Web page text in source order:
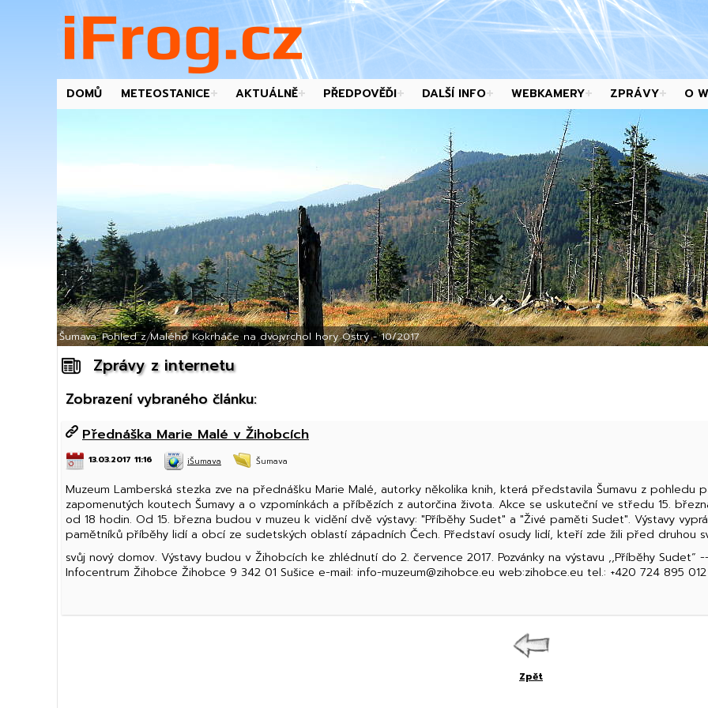
DOMŮ METEOSTANICE AKTUÁLNĚ PŘEDPOVĚĎI DALŠÍ INFO WEBKAMERY ZPRÁVY O
Šumava: Pohled z Malého Kokrháče na dvojvrchol hory Ostrý - 10/2017
Zprávy z internetu
Zobrazení vybraného článku:
Přednáška Marie Malé v Žihobcích
13.03.2017 11:16 iŠumava Šumava
Muzeum Lamberská stezka zve na přednášku Marie Malé, autorky několika knih, která představila Šumavu z
zapomenutých koutech Šumavy a o vzpomínkách a příbězích z autorčina života. Akce se uskuteční ve středu 15.
od 18 hodin. Od 15. března budou v muzeu k vidění dvě výstavy: "Příběhy Sudet" a "Živé paměti Sudet". Výstavy
pamětníků příběhy lidí a obcí ze sudetských oblastí západních Čech. Představí osudy lidí, kteří zde žili před druhou
svůj nový domov. Výstavy budou v Žihobcích ke zhlédnutí do 2. července 2017. Pozvánky na výstavu ,,Příběhy Sudet“
Infocentrum Žihobce Žihobce 9 342 01 Sušice e-mail: info-muzeum@zihobce.eu web:zihobce.eu tel.: +420 724 895 012
Zpět